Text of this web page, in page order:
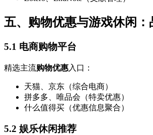
五、购物优惠与游戏休闲：
5.1 电商购物平台
精选主流购物优惠入口：
天猫、京东（综合电商）
拼多多、唯品会（特卖优惠）
什么值得买（优惠信息聚合）
5.2 娱乐休闲推荐